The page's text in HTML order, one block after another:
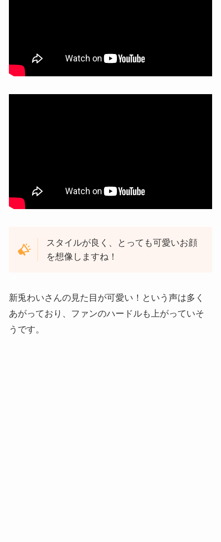
スタイルが良く、とっても可愛いお顔
を想像しますね！
新兎わいさんの見た目が可愛い！という声は多く
あがっており、ファンのハードルも上がっていそ
うです。